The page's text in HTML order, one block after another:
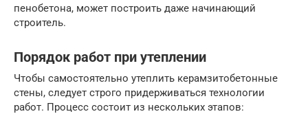
пенобетона, может построить даже начинающий
строитель.
Порядок работ при утеплении
Чтобы самостоятельно утеплить керамзитобетонные
стены, следует строго придерживаться технологии
работ. Процесс состоит из нескольких этапов: